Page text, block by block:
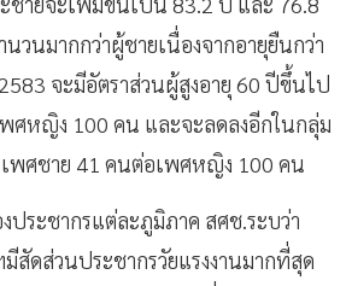
วนมากกว่าผู้ชายเนื่องจากอายุยืนกว่า
จะมีอัตราส่วนผู้สูงอายุ 60 ปีขึ้นไป
ศหญิง 100 คน และจะลดลงอีกในกลุ่ม
พศชาย 41 คนต่อเพศหญิง 100 คน
งประชากรแต่ละภูมิภาค สศช.ระบว่า
สัดส่วนประชากรวัยแรงงานมากที่สุด